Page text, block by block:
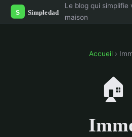
Le blog qui simplifie
maison
Accueil ›
🏠